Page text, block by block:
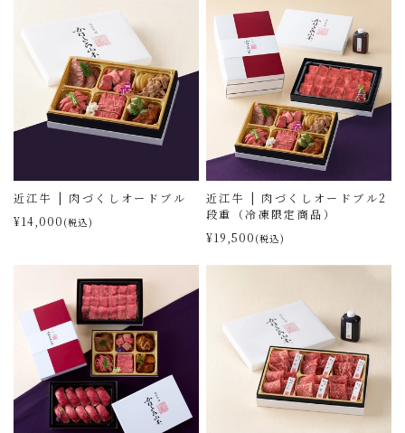
近江牛 | 肉づくしオードブル
¥14,000 (税込)
近江牛 | 肉づくしオードブル2
段重（冷凍限定商品）
¥19,500 (税込)